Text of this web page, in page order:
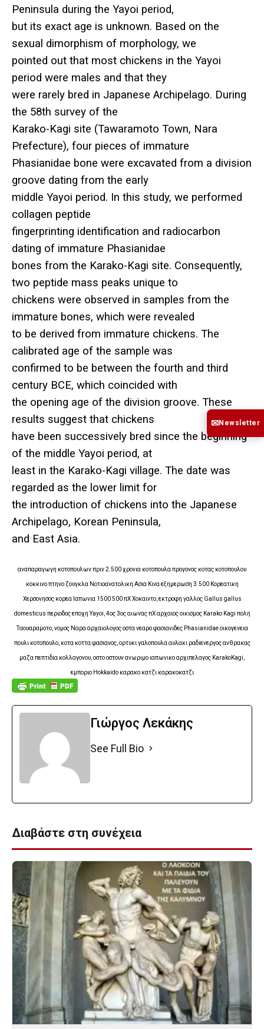
Peninsula during the Yayoi period,
but its exact age is unknown. Based on the
sexual dimorphism of morphology, we
pointed out that most chickens in the Yayoi
period were males and that they
were rarely bred in Japanese Archipelago. During
the 58th survey of the
Karako-Kagi site (Tawaramoto Town, Nara
Prefecture), four pieces of immature
Phasianidae bone were excavated from a division
groove dating from the early
middle Yayoi period. In this study, we performed
collagen peptide
fingerprinting identification and radiocarbon
dating of immature Phasianidae
bones from the Karako-Kagi site. Consequently,
two peptide mass peaks unique to
chickens were observed in samples from the
immature bones, which were revealed
to be derived from immature chickens. The
calibrated age of the sample was
confirmed to be between the fourth and third
century BCE, which coincided with
the opening age of the division groove. These
results suggest that chickens
have been successively bred since the beginning
of the middle Yayoi period, at
least in the Karako-Kagi village. The date was
regarded as the lower limit for
the introduction of chickens into the Japanese
Archipelago, Korean Peninsula,
and East Asia.
αναπαραγωγη κοτοπουλων πριν 2.500 χρονια κοτοπουλα προγονος κοτας κοτοπουλου
κοκκινο πτηνο ζουγκλα Νοτιοανατολικη Ασια Κινα εξημερωση 3.500 Κορεατικη
Χερσονησος κορεα Ιαπωνια 1500 500 πΧ Χοκαιντο, εκτροφη γαλλος Gallus gallus
domesticus περιοδος εποχη Yayoi, 4ος 3ος αιωνας πΧ αρχαιος οικισμος Karako Kagi πολη
Ταουαραμοτο, νομος Ναρα αρχαιολογος οστα νεαρο φασιανιδες Phasianidae οικογενεια
πουλι κοτοπουλο, κοτα κοττα φασιανος, ορτυκι γαλοπουλα αυλακι ραδιενεργος ανθρακας
μαζα πεπτιδια κολλαγονου, οστο οστουν ανωριμο ιαπωνικο αρχιπελαγος KarakoKagi,
εμποριο Hokkaido καρακο κατζι καρακοκατζι
Γιώργος Λεκάκης
See Full Bio
Διαβάστε στη συνέχεια
✉Newsletter